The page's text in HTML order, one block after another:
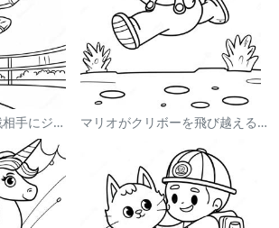
Wweレスラーが対戦相手にジャンプする塗り絵 マリオがクリボーを飛び越える塗り絵